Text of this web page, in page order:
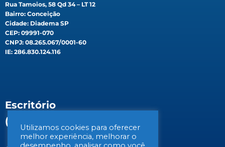
Rua Tamoios, 58 Qd 34 – LT 12
Bairro: Conceição
Cidade: Diadema SP
CEP: 09991-070
CNPJ: 08.265.067/0001-60
IE: 286.830.124.116
Escritório
(Filial)
Utilizamos cookies para oferecer
melhor experiência, melhorar o